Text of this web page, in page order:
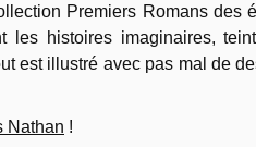
Premiers Romans des
les histoires imaginaires,
est illustré avec pas mal de
Nathan !